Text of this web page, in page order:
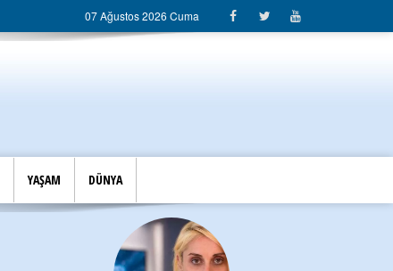
07 Ağustos 2026 Cuma
YAŞAM DÜNYA